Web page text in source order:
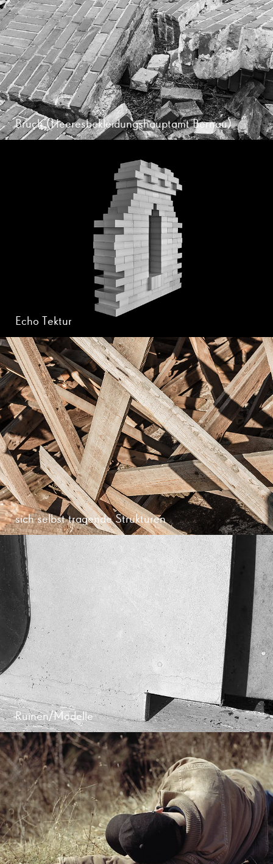
Bruch (Heeresbekleidungshauptamt Bernau)
Echo Tektur
sich selbst tragende Strukturen
Ruinen/Modelle